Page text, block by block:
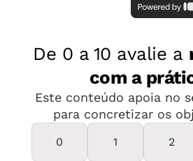
estimular os alunos a praticar
os professores usarem
facilidade quando
de relacionar as novas
“Não se trata apenas
contexto, falamos em